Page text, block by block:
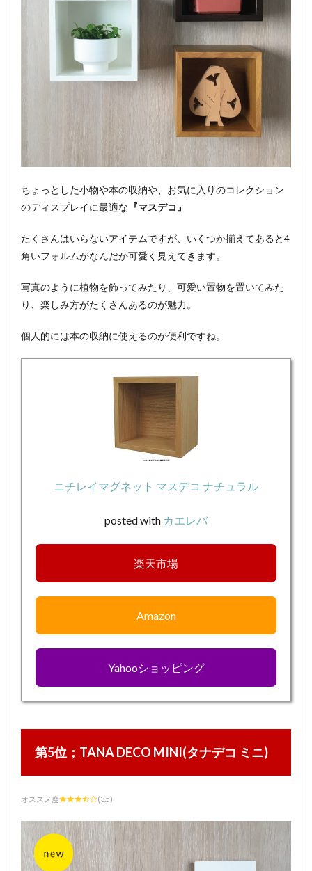
ちょっとした小物や本の収納や、お気に入りのコレクション
のディスプレイに最適な 『マスデコ』
たくさんはいらないアイテムですが、いくつか揃えてあると4
角いフォルムがなんだか可愛く見えてきます。
写真のように植物を飾ってみたり、可愛い置物を置いてみた
り、楽しみ方がたくさんあるのが魅力。
個人的には本の収納に使えるのが便利ですね。
ニチレイマグネット マスデコ ナチュラル
posted with カエレバ
楽天市場
Amazon
Yahooショッピング
第5位；TANA DECO MINI(タナデコ ミニ)
オススメ度 (3.5)